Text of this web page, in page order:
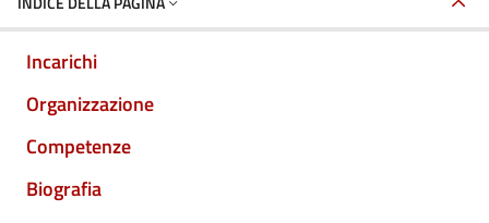
Incarichi
Organizzazione
Competenze
Biografia